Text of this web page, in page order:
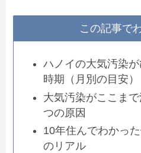
この記事で
ハノイの大気汚染
時期（月別の目安）
大気汚染がここま
つの原因
10年住んでわかっ
のリアル